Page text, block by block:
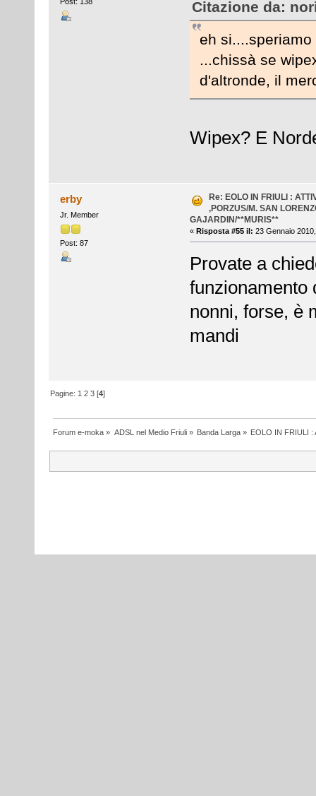
Post: 138
Citazione da:
eh
...chissà se
d'altronde, il
Wipex? E
erby
Jr. Member
Post: 87
Re: EOLO IN FRIULI :
,PORZUS/M. SAN
GAJARDIN/**MURIS**
« Risposta #55 il: 23 Gennaio
Provate a
nonni, forse, è
mandi
Pagine: 1 2 3 [4]
Forum e-moka » ADSL nel Medio Friuli» Banda Larga» EOLO IN FRIULI :